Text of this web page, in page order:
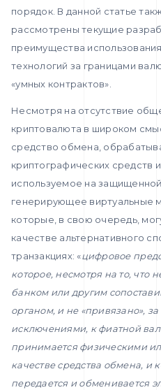
порядок. В данной статье
рассмотрены текущие
преимущества
технологий за границами
«умных контрактов».
Несмотря на отсутствие
криптовалюта в широком
средство обмена,
криптографических средств
используемое на
генерирующее виртуальные
которые, в свою очередь,
качестве альтернативного
транзакциях: «цифровое
которое, несмотря на то, что
банком или другим
органом, и не «привязано»,
исключениями, к фиатной
принимается физическими
качестве средства обмена, и
передается и обменивается